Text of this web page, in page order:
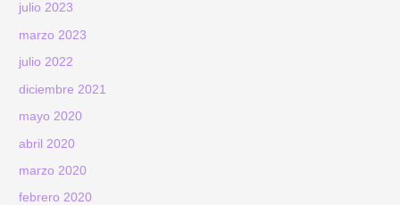
julio 2023
marzo 2023
julio 2022
diciembre 2021
mayo 2020
abril 2020
marzo 2020
febrero 2020